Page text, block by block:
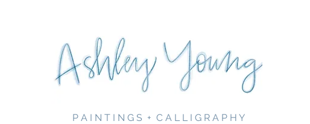
P A I N T I N G S + C A L L I G R A P H Y